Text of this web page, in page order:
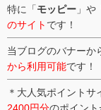
特に「モッピー 」や
のサイト です！
当ブログのバナーか
から利用可能です！
＊大人気ポイントサ
2400円分のポイント